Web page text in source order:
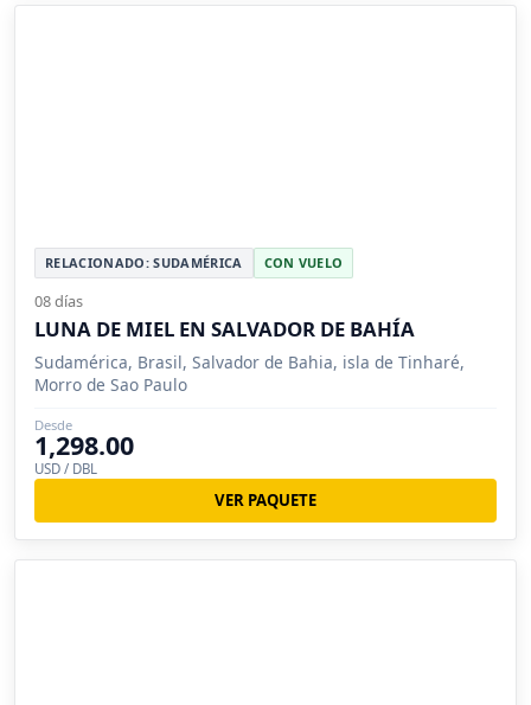
RELACIONADO: SUDAMÉRICA CON VUELO
08 días
LUNA DE MIEL EN SALVADOR DE BAHÍA
Sudamérica, Brasil, Salvador de Bahia, isla de Tinharé,
Morro de Sao Paulo
Desde
1,298.00
USD / DBL
VER PAQUETE